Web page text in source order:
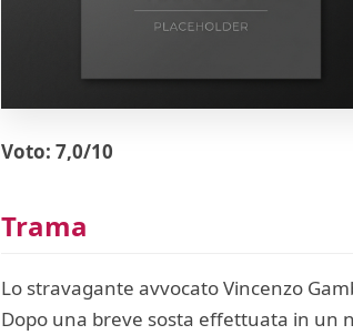
Voto: 7,0/10
Trama
Lo stravagante avvocato Vincenzo
Dopo una breve sosta effettuata in un